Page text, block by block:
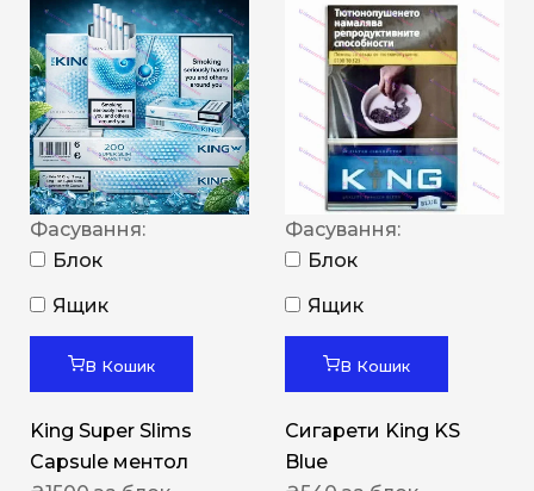
Фасування:
Блок
Ящик
В Кошик
King Super Slims
Capsule ментол
Фасування:
Блок
Ящик
В Кошик
Сигарети King KS
Blue